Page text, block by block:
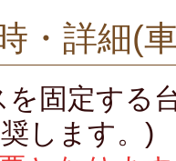
・詳細(
固定する
します。)